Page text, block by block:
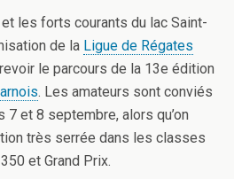
et les forts courants du lac Saint-
de la Ligue de Régates
le parcours de la 13e édition
. Les amateurs sont conviés
7 et 8 septembre, alors qu’on
très serrée dans les classes
et Grand Prix.